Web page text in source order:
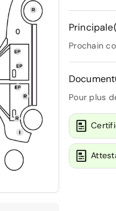
Prochain
Pour plus